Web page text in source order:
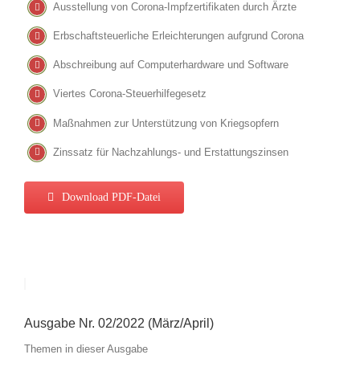
Ausstellung von Corona-Impfzertifikaten durch Ärzte
Erbschaftsteuerliche Erleichterungen aufgrund Corona
Abschreibung auf Computerhardware und Software
Viertes Corona-Steuerhilfegesetz
Maßnahmen zur Unterstützung von Kriegsopfern
Zinssatz für Nachzahlungs- und Erstattungszinsen
Download PDF-Datei
Ausgabe Nr. 02/2022 (März/April)
Themen in dieser Ausgabe